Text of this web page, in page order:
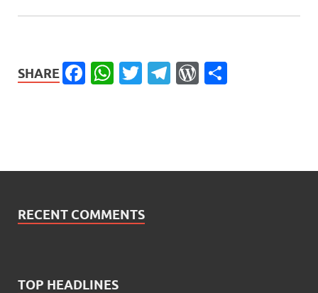
SHARE Facebook
WhatsApp
Twitter
Telegram
WordPress
RECENT COMMENTS
TOP HEADLINES